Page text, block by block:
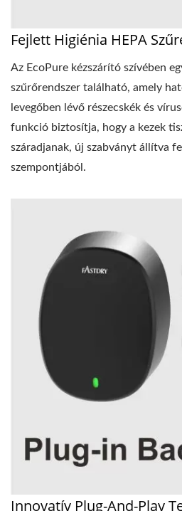
Fejlett Higiénia HEPA
Az EcoPure kézszárító szívében
szűrőrendszer található, amely
levegőben lévő részecskék és
funkció biztosítja, hogy a kezek
száradjanak, új szabványt állítva
szempontjából.
Innovatív Plug-And-Play